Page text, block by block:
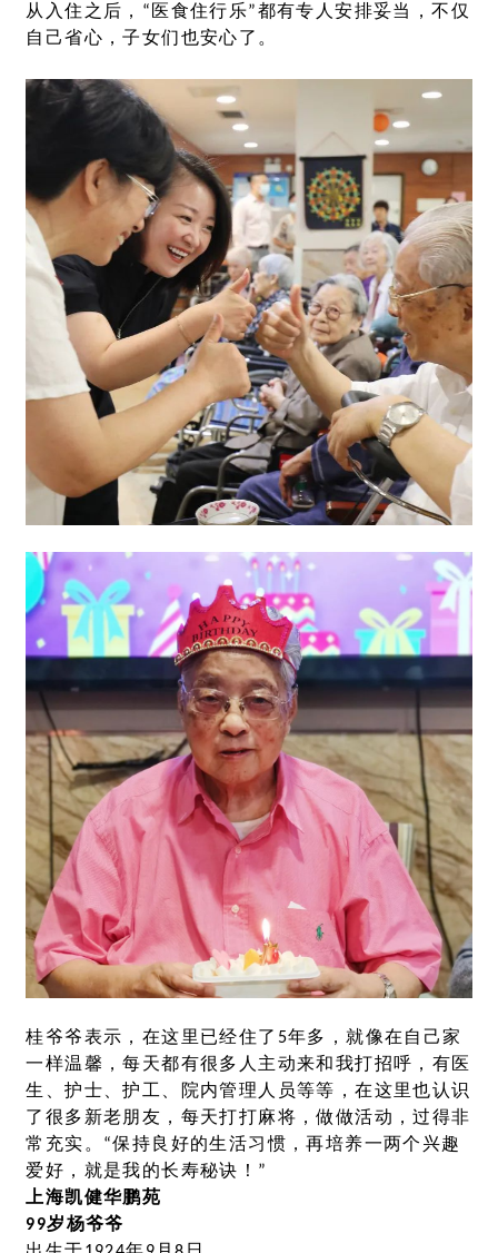
从入住之后，“医食住行乐”都有专人安排妥当，不仅
自己省心，子女们也安心了。
桂爷爷表示，在这里已经住了5年多，就像在自己家
一样温馨，每天都有很多人主动来和我打招呼，有医
生、护士、护工、院内管理人员等等，在这里也认识
了很多新老朋友，每天打打麻将，做做活动，过得非
常充实。“保持良好的生活习惯，再培养一两个兴趣
爱好，就是我的长寿秘诀！”
上海凯健华鹏苑
99岁杨爷爷